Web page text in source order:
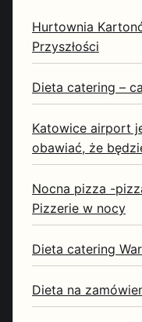
Hurtownia
Przyszłości
Dieta catering –
Katowice airport
obawiać, że
Nocna pizza -
Pizzerie w nocy
Dieta catering
Dieta na